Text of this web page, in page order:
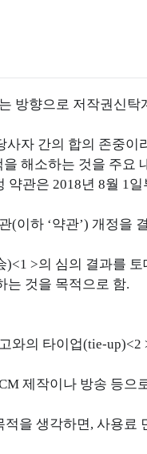
방향으로 저작권신탁
자 간의 합의 존중이
해소하는 것을 주요
관은 2018년 8월 1일
이하 ‘약관’) 개정을
>의 심의 결과를
는 것을 목적으로 함.
와의 타이업(tie-
제작이나 방송 등으
을 생각하면, 사용료